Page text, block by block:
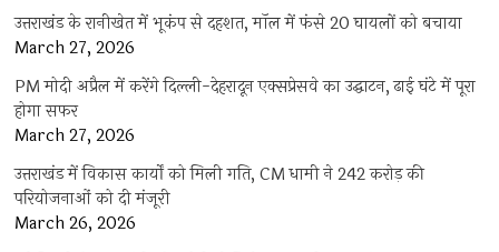
उत्तराखंड के रानीखेत में भूकंप से दहशत, मॉल में फंसे 20 घायलों को बचाया
March 27, 2026
PM मोदी अप्रैल में करेंगे दिल्ली-देहरादून एक्सप्रेसवे का उद्घाटन, ढाई घंटे में पूरा
होगा सफर
March 27, 2026
उत्तराखंड में विकास कार्यों को मिली गति, CM धामी ने 242 करोड़ की
परियोजनाओं को दी मंजूरी
March 26, 2026